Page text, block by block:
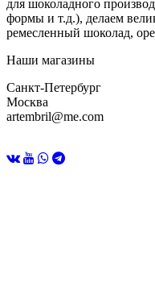
для шоколадного
формы и т.д.), делаем
ремесленный шоколад,
Наши магазины
Санкт-Петербург
Москва
artembril@me.com